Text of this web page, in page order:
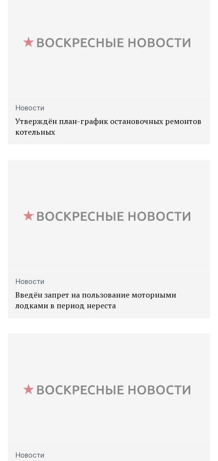
Новости
Утверждён план-график остановочных ремонтов
котельных
Новости
Введён запрет на пользование моторными
лодками в период нереста
Новости